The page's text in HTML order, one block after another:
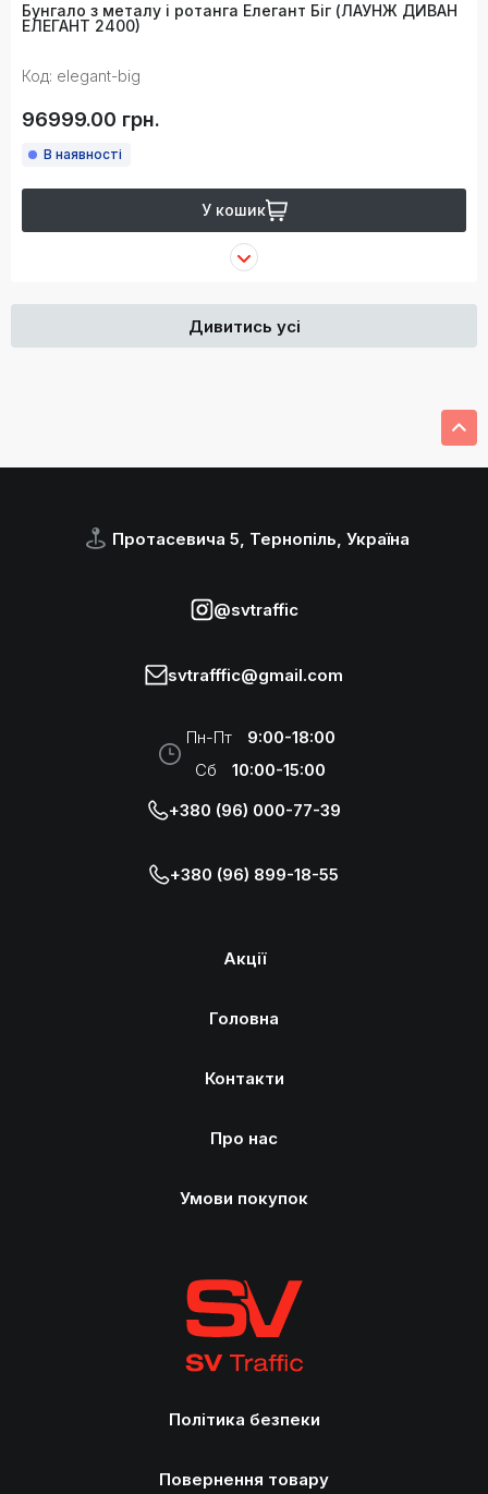
Бунгало з металу і ротанга Елегант Біг (ЛАУНЖ ДИВАН
ЕЛЕГАНТ 2400)
Код: elegant-big
96999.00 грн.
В наявності
У кошик
Дивитись усі
Політика безпеки
Повернення товару
Акції
Головна
Контакти
Про нас
Умови покупок
Протасевича 5, Тернопіль, Україна
@svtraffic
svtrafffic@gmail.com
Пн-Пт
9:00-18:00
Сб
10:00-15:00
+380 (96) 000-77-39
+380 (96) 899-18-55